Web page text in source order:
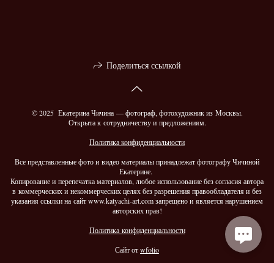
Поделиться ссылкой
© 2025 Екатерина Чичина — фотограф, фотохудожник из Москвы.
Открыта к сотрудничеству и предложениям.
Политика конфиденциальности
Все представленные фото и видео материалы принадлежат фотографу Чичиной
Екатерине.
Копирование и перепечатка материалов, любое использование без согласия автора
в коммерческих и некоммерческих целях без разрешения правообладателя и без
указания ссылки на сайт www.katyachi-art.com запрещено и является нарушением
авторских прав!
Политика конфиденциальности
Сайт отwfolio